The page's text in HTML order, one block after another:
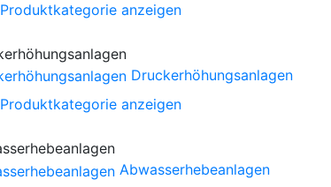
Produktkategorie anzeigen
Druckerhöhungsanlagen
Produktkategorie anzeigen
Abwasserhebeanlagen